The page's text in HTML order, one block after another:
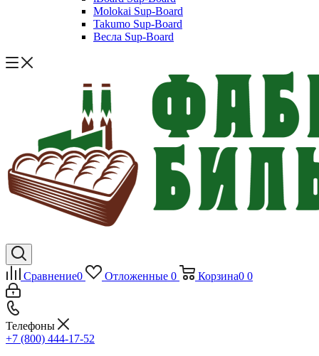
Molokai Sup-Board
Takumo Sup-Board
Весла Sup-Board
Сравнение0 Отложенные 0 Корзина0 0
Телефоны
+7 (800) 444-17-52